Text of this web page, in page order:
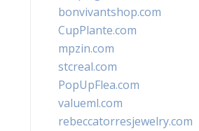
bonvivantshop.com
CupPlante.com
mpzin.com
stcreal.com
PopUpFlea.com
valueml.com
rebeccatorresjewelry.com